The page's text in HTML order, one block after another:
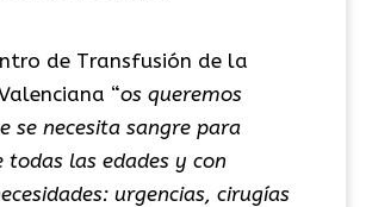
de Transfusión de la
“os queremos
se necesita sangre para
todas las edades y con
urgencias, cirugías